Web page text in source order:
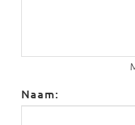
Naam: